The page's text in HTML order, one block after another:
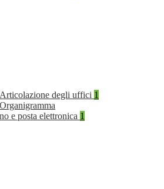
Articolazione degli uffici 1
Organigramma
e posta elettronica 1